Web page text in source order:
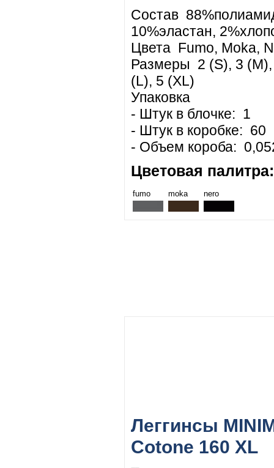
Состав
10%эластан,
Цвета Fumo, Moka,
Размеры 2 (S), 3
(L), 5 (XL)
Упаковка
- Штук в блочке: 1
- Штук в коробке: 60
- Объем короба:
Цветовая палитра:
fumo moka nero
Леггинсы
Cotone 160 XL